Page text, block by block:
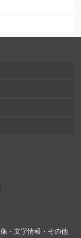
・文字情報・その他